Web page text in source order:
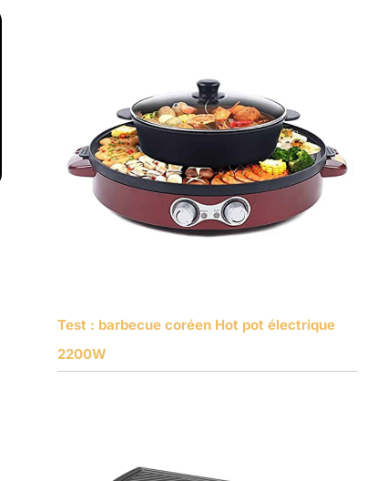
Test : barbecue coréen Hot pot électrique
2200W